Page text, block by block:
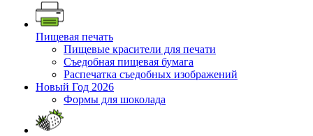
Пищевая печать
Пищевые красители для печати
Съедобная пищевая бумага
Распечатка съедобных изображений
Новый Год 2026
Формы для шоколада